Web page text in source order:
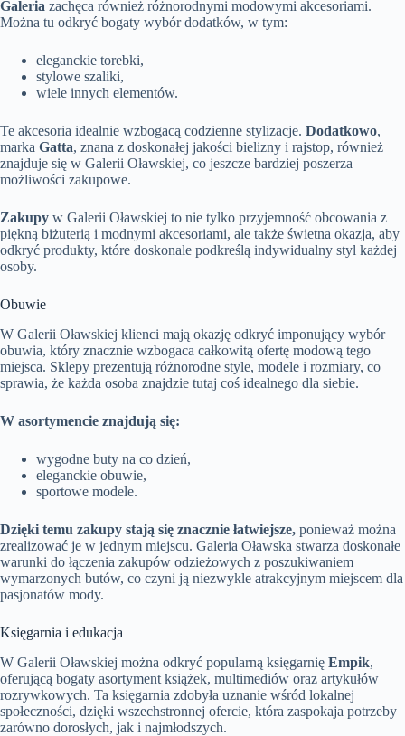
Galeria zachęca również różnorodnymi modowymi akcesoriami.
Można tu odkryć bogaty wybór dodatków, w tym:
eleganckie torebki,
stylowe szaliki,
wiele innych elementów.
Te akcesoria idealnie wzbogacą codzienne stylizacje. Dodatkowo,
marka Gatta, znana z doskonałej jakości bielizny i rajstop, również
znajduje się w Galerii Oławskiej, co jeszcze bardziej poszerza
możliwości zakupowe.
Zakupy w Galerii Oławskiej to nie tylko przyjemność obcowania z
piękną biżuterią i modnymi akcesoriami, ale także świetna okazja, aby
odkryć produkty, które doskonale podkreślą indywidualny styl każdej
osoby.
Obuwie
W Galerii Oławskiej klienci mają okazję odkryć imponujący wybór
obuwia, który znacznie wzbogaca całkowitą ofertę modową tego
miejsca. Sklepy prezentują różnorodne style, modele i rozmiary, co
sprawia, że każda osoba znajdzie tutaj coś idealnego dla siebie.
W asortymencie znajdują się:
wygodne buty na co dzień,
eleganckie obuwie,
sportowe modele.
Dzięki temu zakupy stają się znacznie łatwiejsze, ponieważ można
zrealizować je w jednym miejscu. Galeria Oławska stwarza doskonałe
warunki do łączenia zakupów odzieżowych z poszukiwaniem
wymarzonych butów, co czyni ją niezwykle atrakcyjnym miejscem dla
pasjonatów mody.
Księgarnia i edukacja
W Galerii Oławskiej można odkryć popularną księgarnię Empik,
oferującą bogaty asortyment książek, multimediów oraz artykułów
rozrywkowych. Ta księgarnia zdobyła uznanie wśród lokalnej
społeczności, dzięki wszechstronnej ofercie, która zaspokaja potrzeby
zarówno dorosłych, jak i najmłodszych.